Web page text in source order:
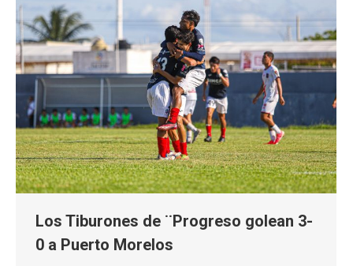
Los Tiburones de ¨Progreso golean 3-
0 a Puerto Morelos